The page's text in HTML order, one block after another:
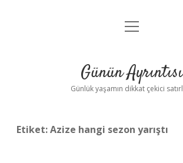
Anasayfa
Yasal Uyarı
menüyü
Günün Ayrıntısı
Günlük yaşamın dikkat çekici
Etiket:Azize hangi sezon yarıştı